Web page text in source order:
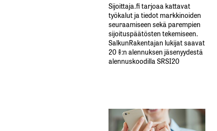
Sijoittaja.fi tarjoaa kattavat
työkalut ja tiedot markkinoiden
seuraamiseen sekä parempien
sijoituspäätösten tekemiseen.
SalkunRakentajan lukijat saavat
20 %:n alennuksen jäsenyydestä
alennuskoodilla SRSI20